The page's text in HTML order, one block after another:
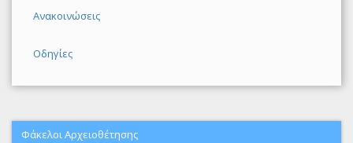
Ανακοινώσεις
Οδηγίες
Φάκελοι Αρχειοθέτησης